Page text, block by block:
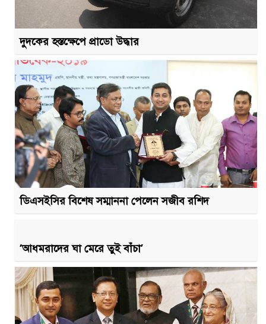
দুদকের হস্তক্ষেপে প্রাডো উদ্ধার
ডিএসইসির বিশেষ সম্মাননা পেলেন সজীব রশিদ
‘আধমরাদের ঘা মেরে তুই বাঁচা’